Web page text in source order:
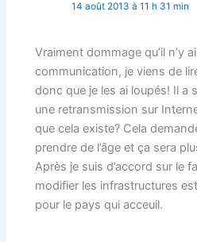
14 août 2013 à 11 h 31 min
Vraiment dommage qu’il n’y
communication, je viens de
donc que je les ai loupés! Il a
une retransmission sur
que cela existe? Cela
prendre de l’âge et ça sera
Après je suis d’accord sur le
modifier les infrastructures
pour le pays qui acceuil.